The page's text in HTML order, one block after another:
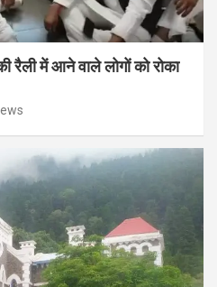
रैली में आने वाले लोगों को रोका